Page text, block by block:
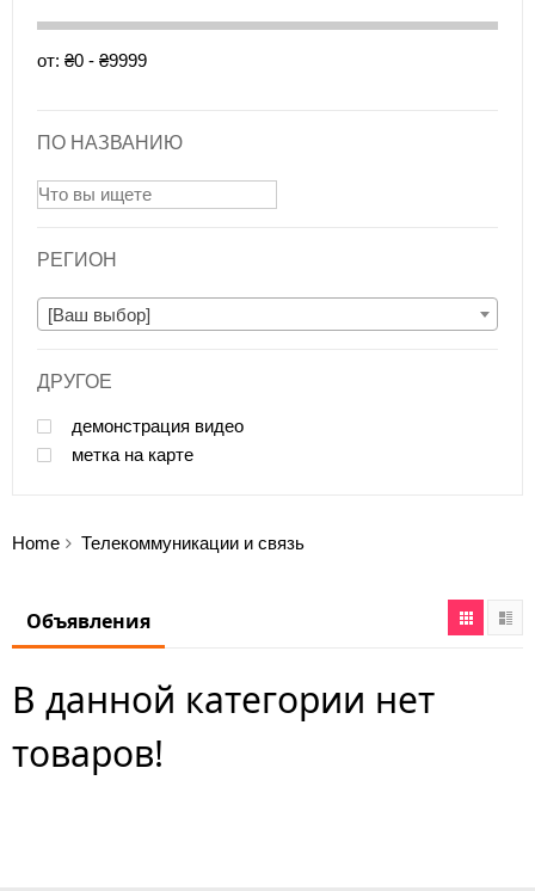
от: ₴0 - ₴9999
ПО НАЗВАНИЮ
РЕГИОН
[Ваш выбор]
ДРУГОЕ
демонстрация видео
метка на карте
Home Телекоммуникации и связь
Объявления
В данной категории нет
товаров!